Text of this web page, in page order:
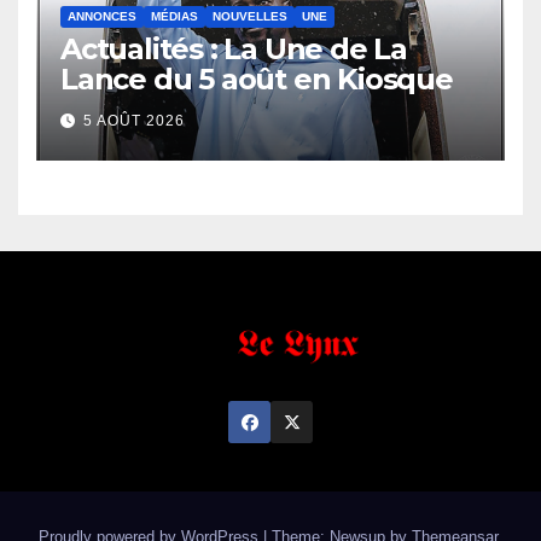
ANNONCES MÉDIAS NOUVELLES UNE
Actualités : La Une de La
Lance du 5 août en Kiosque
5 AOÛT 2026
Proudly powered by WordPress Theme: Newsup by Themeansar.